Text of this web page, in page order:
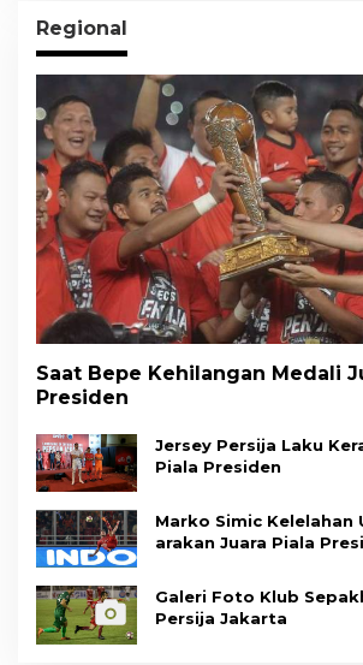
Regional
Saat Bepe Kehilangan Medali
Presiden
Jersey Persija Laku
Piala Presiden
Marko Simic Kelelahan
arakan Juara Piala
Galeri Foto Klub
Persija Jakarta